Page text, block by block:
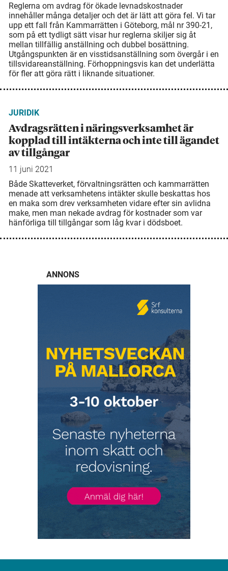
Reglerna om avdrag för ökade levnadskostnader
innehåller många detaljer och det är lätt att göra fel. Vi tar
upp ett fall från Kammarrätten i Göteborg, mål nr 390-21,
som på ett tydligt sätt visar hur reglerna skiljer sig åt
mellan tillfällig anställning och dubbel bo­sättning.
Utgångspunkten är en visstidsanställning som övergår i en
tillsvidare­anställning. Förhoppningsvis kan det underlätta
för fler att göra rätt i liknande situationer.
JURIDIK
Avdragsrätten i näringsverksamhet är
kopplad till intäkterna och inte till ägandet
av tillgångar
11 juni 2021
Både Skatteverket, förvaltningsrätten och kammarrätten
menade att verksamhetens intäkter skulle beskattas hos
en maka som drev verksamheten vidare efter sin avlidna
make, men man nekade avdrag för kostnader som var
hänförliga till tillgångar som låg kvar i dödsboet.
ANNONS